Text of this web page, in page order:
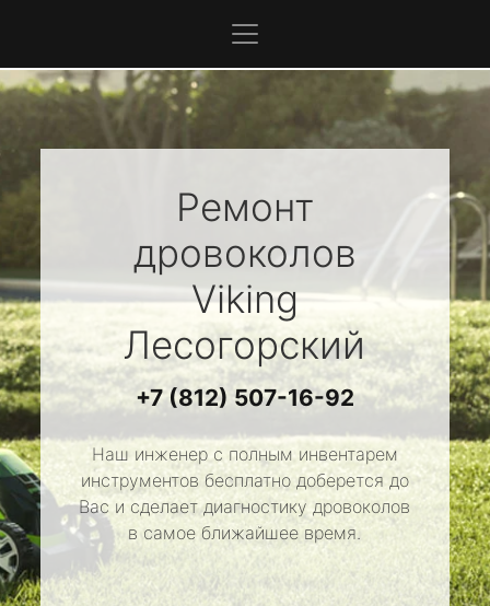
Ремонт
дровоколов
Viking
Лесогорский
+7 (812) 507-16-92
Наш инженер с полным инвентарем
инструментов бесплатно доберется до
Вас и сделает диагностику дровоколов
в самое ближайшее время.